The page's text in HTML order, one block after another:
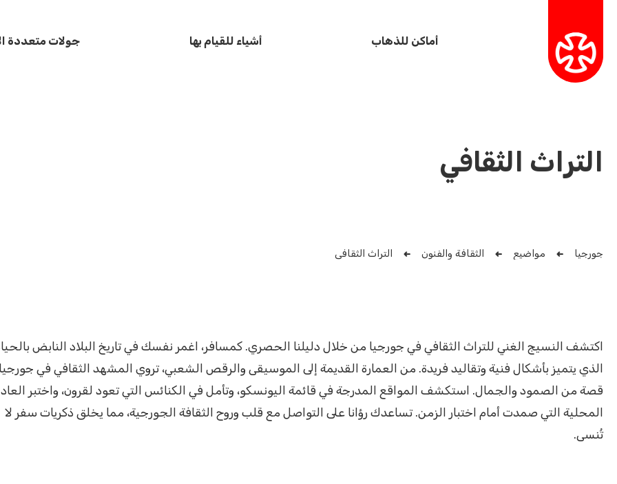
أماكن للذهاب أشياء للقيام بها جولات متعددة
التراث الثقافي
جورجيا مواضيع الثقافة والفنون التراث الثقافي
اكتشف النسيج الغني للتراث الثقافي في جورجيا من خلال دليلنا الحصري. كمسافر، اغمر نفسك في تاريخ البلاد النابض
الذي يتميز بأشكال فنية وتقاليد فريدة. من العمارة القديمة إلى الموسيقى والرقص الشعبي، تروي المشهد الثقافي في
قصة من الصمود والجمال. استكشف المواقع المدرجة في قائمة اليونسكو، وتأمل في الكنائس التي تعود لقرون، واختبر
المحلية التي صمدت أمام اختبار الزمن. تساعدك رؤانا على التواصل مع قلب وروح الثقافة الجورجية، مما يخلق ذكريات سفر لا
تُنسى.